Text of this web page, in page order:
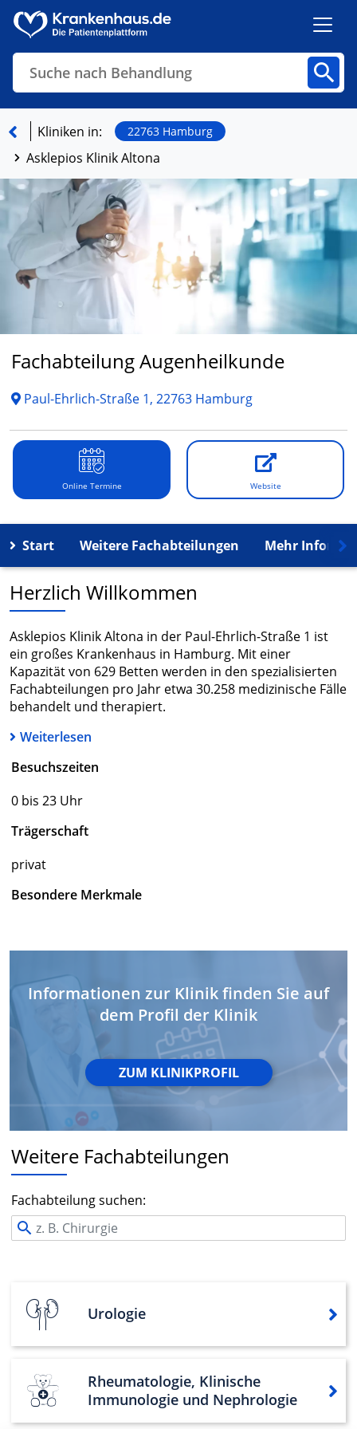
Suche nach Behandlung
Kliniken in: 22763 Hamburg
Asklepios Klinik Altona
Fachabteilung Augenheilkunde
Paul-Ehrlich-Straße 1, 22763 Hamburg
Online Termine Website
Start Weitere Fachabteilungen Mehr
Herzlich Willkommen
Asklepios Klinik Altona in der Paul-Ehrlich-Straße 1 ist
ein großes Krankenhaus in Hamburg. Mit einer
Kapazität von 629 Betten werden in den spezialisierten
Fachabteilungen pro Jahr etwa 30.258 medizinische Fälle
behandelt und therapiert.
Weiterlesen
Besuchszeiten
0 bis 23 Uhr
Trägerschaft
privat
Besondere Merkmale
Informationen zur Klinik finden Sie auf
dem Profil der Klinik
ZUM KLINIKPROFIL
Weitere Fachabteilungen
Fachabteilung suchen:
Urologie
Rheumatologie, Klinische
Immunologie und Nephrologie